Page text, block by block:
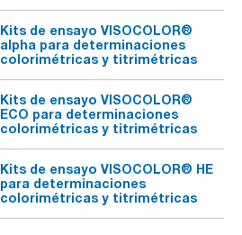
Kits de ensayo VISOCOLOR®
alpha para determinaciones
colorimétricas y titrimétricas
Kits de ensayo VISOCOLOR®
ECO para determinaciones
colorimétricas y titrimétricas
Kits de ensayo VISOCOLOR® HE
para determinaciones
colorimétricas y titrimétricas